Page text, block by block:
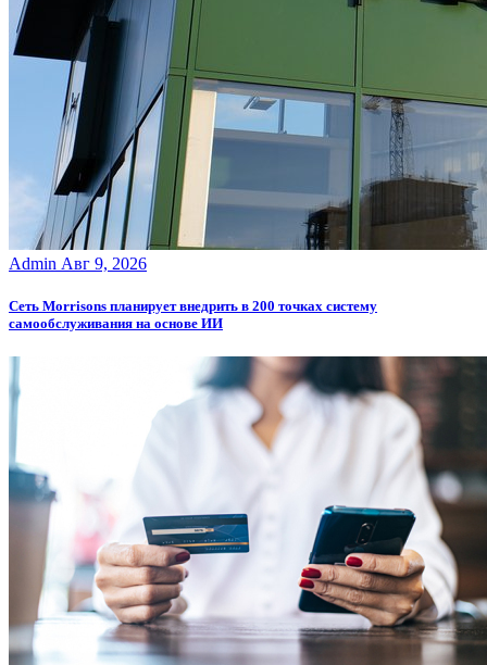
Admin Авг 9, 2026
Сеть Morrisons планирует внедрить в 200 точках систему
самообслуживания на основе ИИ